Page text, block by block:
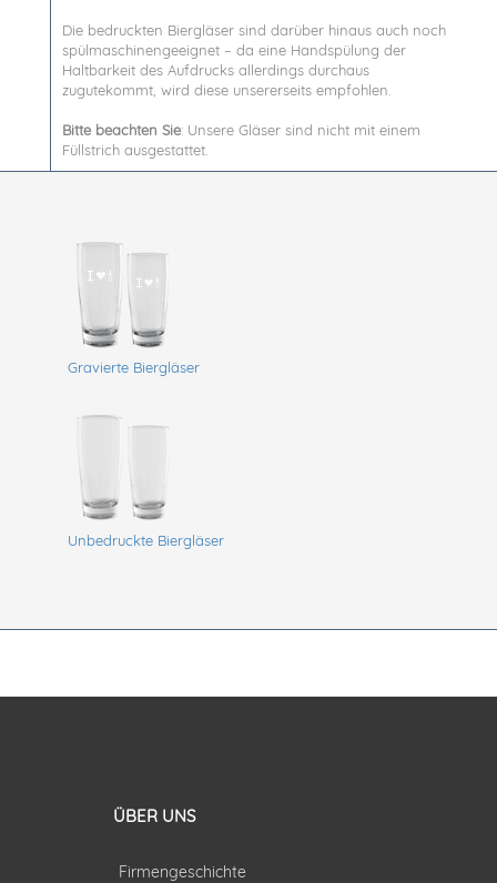
Die bedruckten Biergläser sind darüber hinaus auch noch
spülmaschinengeeignet – da eine Handspülung der
Haltbarkeit des Aufdrucks allerdings durchaus
zugutekommt, wird diese unsererseits empfohlen.
Bitte beachten Sie: Unsere Gläser sind nicht mit einem
Füllstrich ausgestattet.
Gravierte Biergläser
Unbedruckte Biergläser
ÜBER UNS
Firmengeschichte